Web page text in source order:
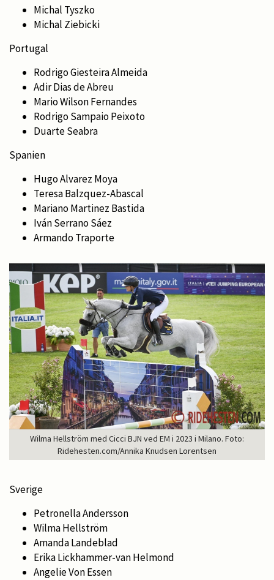
Michal Tyszko
Michal Ziebicki
Portugal
Rodrigo Giesteira Almeida
Adir Dias de Abreu
Mario Wilson Fernandes
Rodrigo Sampaio Peixoto
Duarte Seabra
Spanien
Hugo Alvarez Moya
Teresa Balzquez-Abascal
Mariano Martinez Bastida
Iván Serrano Sáez
Armando Traporte
Wilma Hellström med Cicci BJN ved EM i 2023 i Milano. Foto:
Ridehesten.com/Annika Knudsen Lorentsen
Sverige
Petronella Andersson
Wilma Hellström
Amanda Landeblad
Erika Lickhammer-van Helmond
Angelie Von Essen